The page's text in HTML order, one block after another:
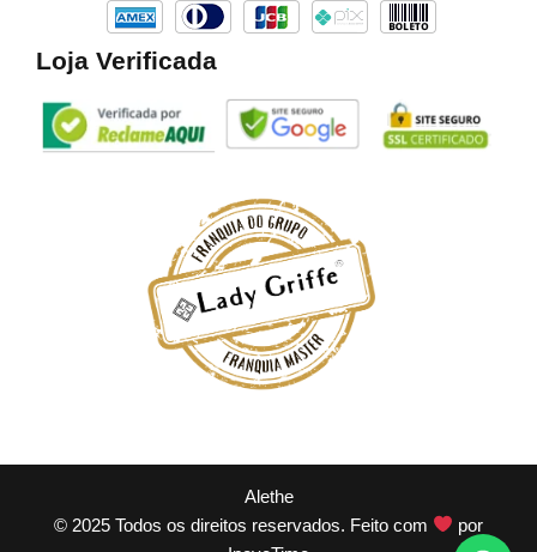
Loja Verificada
Alethe
© 2025 Todos os direitos reservados. Feito com
por